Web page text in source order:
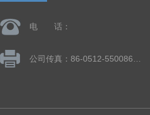
电 话：